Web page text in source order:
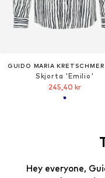
GUIDO MARIA KRETSCHMER
Skjorta 'Emilio'
245,40 kr
Hey everyone,